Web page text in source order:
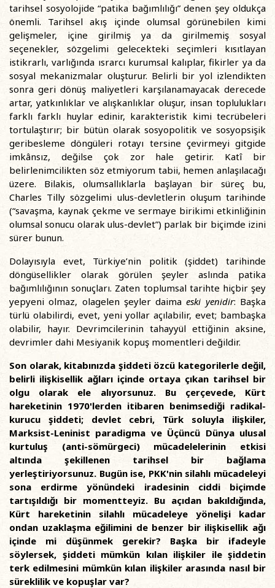
tarihsel sosyolojide “patika bağımlılığı” denen şey oldukça
önemli. Tarihsel akış içinde olumsal görünebilen kimi
gelişmeler, içine girilmiş ya da girilmemiş sosyal
seçenekler, sözgelimi gelecekteki seçimleri kısıtlayan
istikrarlı, varlığında ısrarcı kurumsal kalıplar, fikirler ya da
sosyal mekanizmalar oluşturur. Belirli bir yol izlendikten
sonra geri dönüş maliyetleri karşılanamayacak derecede
artar, yatkınlıklar ve alışkanlıklar oluşur, insan toplulukları
farklı farklı huylar edinir, karakteristik kimi tecrübeleri
tortulaştırır; bir bütün olarak sosyopolitik ve sosyopsişik
geribesleme döngüleri rotayı tersine çevirmeyi gitgide
imkânsız, değilse çok zor hale getirir. Katî bir
belirlenimcilikten söz etmiyorum tabii, hemen anlaşılacağı
üzere. Bilakis, olumsallıklarla başlayan bir süreç bu,
Charles Tilly sözgelimi ulus-devletlerin oluşum tarihinde
(“savaşma, kaynak çekme ve sermaye birikimi etkinliğinin
olumsal sonucu olarak ulus-devlet”) parlak bir biçimde izini
sürer bunun.
Dolayısıyla evet, Türkiye’nin politik (şiddet) tarihinde
döngüsellikler olarak görülen şeyler aslında patika
bağımlılığının sonuçları. Zaten toplumsal tarihte hiçbir şey
yepyeni olmaz, olagelen şeyler daimaeski yenidir: Başka
türlü olabilirdi, evet, yeni yollar açılabilir, evet; bambaşka
olabilir, hayır. Devrimcilerinin tahayyül ettiğinin aksine,
devrimler dahi Mesiyanik kopuş momentleri değildir.
Son olarak, kitabınızda şiddeti özcü kategorilerle değil,
belirli ilişkisellik ağları içinde ortaya çıkan tarihsel bir
olgu olarak ele alıyorsunuz. Bu çerçevede, Kürt
hareketinin 1970'lerden itibaren benimsediği radikal-
kurucu şiddeti; devlet cebri, Türk soluyla ilişkiler,
Marksist-Leninist paradigma ve Üçüncü Dünya ulusal
kurtuluş (anti-sömürgeci) mücadelelerinin etkisi
altında şekillenen tarihsel bir bağlama
yerleştiriyorsunuz. Bugün ise, PKK'nin silahlı mücadeleyi
sona erdirme yönündeki iradesinin ciddi biçimde
tartışıldığı bir momentteyiz. Bu açıdan bakıldığında,
Kürt hareketinin silahlı mücadeleye yönelişi kadar
ondan uzaklaşma eğilimini de benzer bir ilişkisellik ağı
içinde mi düşünmek gerekir? Başka bir ifadeyle
söylersek, şiddeti mümkün kılan ilişkiler ile şiddetin
terk edilmesini mümkün kılan ilişkiler arasında nasıl bir
süreklilik ve kopuşlar var?